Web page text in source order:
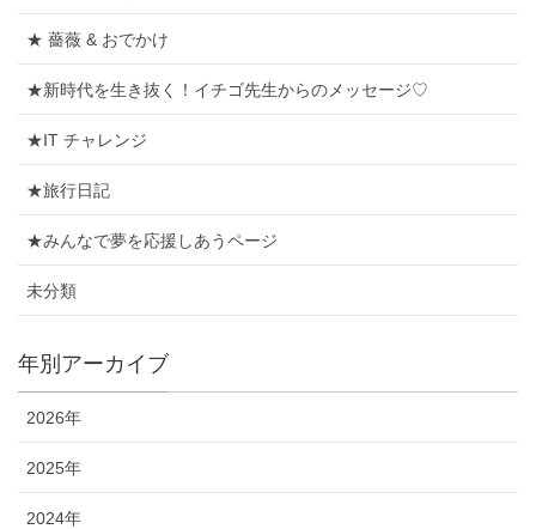
★ 薔薇 & おでかけ
★新時代を生き抜く！イチゴ先生からのメッセージ♡
★IT チャレンジ
★旅行日記
★みんなで夢を応援しあうページ
未分類
年別アーカイブ
2026年
2025年
2024年